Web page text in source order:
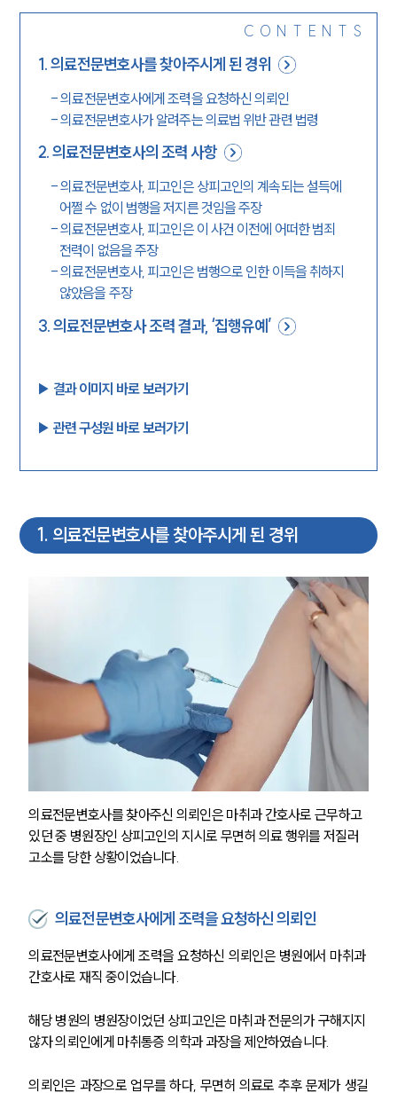
CONTENTS
1.의료전문변호사를 찾아주시게 된 경위
-의료전문변호사에게 조력을 요청하신 의뢰인
-의료전문변호사가 알려주는 의료법 위반 관련 법령
2.의료전문변호사의 조력 사항
-의료전문변호사, 피고인은 상피고인의 계속되는 설득에
어쩔 수 없이 범행을 저지른 것임을 주장
-의료전문변호사, 피고인은 이 사건 이전에 어떠한 범죄
전력이 없음을 주장
-의료전문변호사, 피고인은 범행으로 인한 이득을 취하지
않았음을 주장
3.의료전문변호사 조력 결과, ‘집행유예’
▶︎ 결과 이미지 바로 보러가기
▶︎ 관련 구성원 바로 보러가기
1 . 의료전문변호사를 찾아주시게 된 경위
의료전문변호사를 찾아주신 의뢰인은 마취과 간호사로 근무하고
있던 중 병원장인 상피고인의 지시로 무면허 의료 행위를 저질러
고소를 당한 상황이었습니다.
의료전문변호사에게 조력을 요청하신 의뢰인
의료전문변호사에게 조력을 요청하신 의뢰인은 병원에서 마취과
간호사로 재직 중이었습니다.
해당 병원의 병원장이었던 상피고인은 마취과 전문의가 구해지지
않자 의뢰인에게 마취통증 의학과 과장을 제안하였습니다.
의뢰인은 과장으로 업무를 하다, 무면허 의료로 추후 문제가 생길